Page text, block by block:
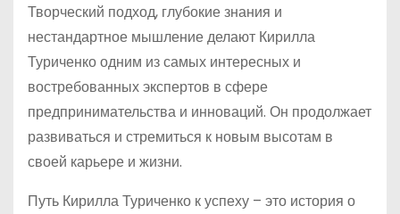
Творческий подход, глубокие знания и
нестандартное мышление делают Кирилла
Туриченко одним из самых интересных и
востребованных экспертов в сфере
предпринимательства и инноваций. Он продолжает
развиваться и стремиться к новым высотам в
своей карьере и жизни.
Путь Кирилла Туриченко к успеху – это история о